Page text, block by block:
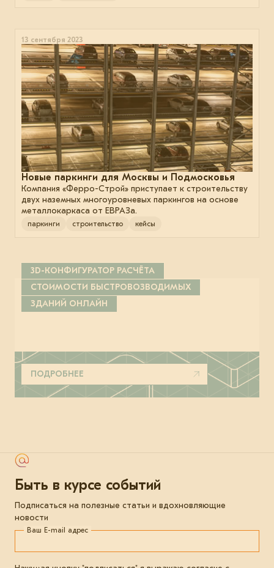
13 сентября 2023
Новые паркинги для Москвы и Подмосковья
Компания «Ферро-Строй» приступает к строительству
двух наземных многоуровневых паркингов на основе
металлокаркаса от ЕВРАЗа.
паркинги строительство кейсы
3D-КОНФИГУРАТОР РАСЧЁТА
СТОИМОСТИ БЫСТРОВОЗВОДИМЫХ
ЗДАНИЙ ОНЛАЙН
ПОДРОБНЕЕ
Быть в курсе событий
Подписаться на полезные статьи и вдохновляющие
новости
Ваш E-mail адрес